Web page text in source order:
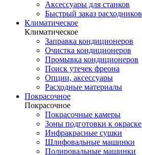
Аксессуары для станков
Быстрый заказ расходников
Климатическое
Климатическое
Заправка кондиционеров
Очистка кондиционеров
Промывка кондиционеров
Поиск утечек фреона
Опции, аксессуары
Расходные материалы
Покрасочное
Покрасочное
Покрасочные камеры
Зоны подготовки к окраске
Инфракрасные сушки
Шлифовальные машинки
Полировальные машинки